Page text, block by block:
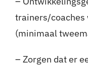
trainers/coaches
(minimaal
– Zorgen dat er